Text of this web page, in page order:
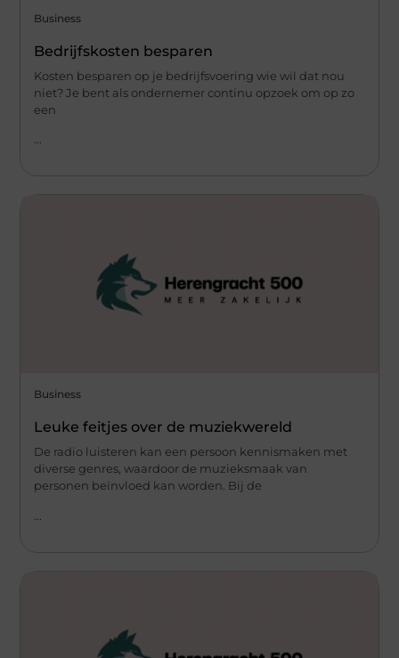
Business
Bedrijfskosten besparen
Kosten besparen op je bedrijfsvoering wie wil dat nou
niet? Je bent als ondernemer continu opzoek om op zo
een
...
Business
Leuke feitjes over de muziekwereld
De radio luisteren kan een persoon kennismaken met
diverse genres, waardoor de muzieksmaak van
personen beïnvloed kan worden. Bij de